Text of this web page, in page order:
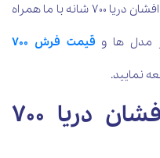
ادامه با بررسی مشخصات ظاهری فرش افشان دریا 700 شانه با ما همراه
مدل ها و قیمت فرش 700
نمایید.
مشخصات فرش افشان دریا 700